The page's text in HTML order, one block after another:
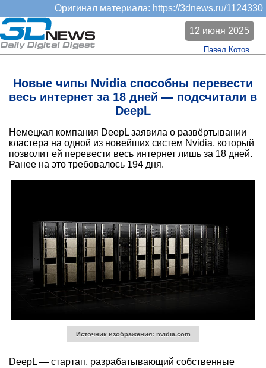
Оригинал материала: https://3dnews.ru/1124330
Новые чипы Nvidia способны перевести
весь интернет за 18 дней — подсчитали в
DeepL
12 июня 2025
Павел Котов
Немецкая компания DeepL заявила о развёртывании
кластера на одной из новейших систем Nvidia, который
позволит ей перевести весь интернет лишь за 18 дней.
Ранее на это требовалось 194 дня.
Источник изображения: nvidia.com
DeepL — стартап, разрабатывающий собственные